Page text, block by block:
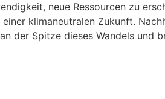
neue Ressourcen zu
klimaneutralen Zukunft.
der Spitze dieses Wandels und